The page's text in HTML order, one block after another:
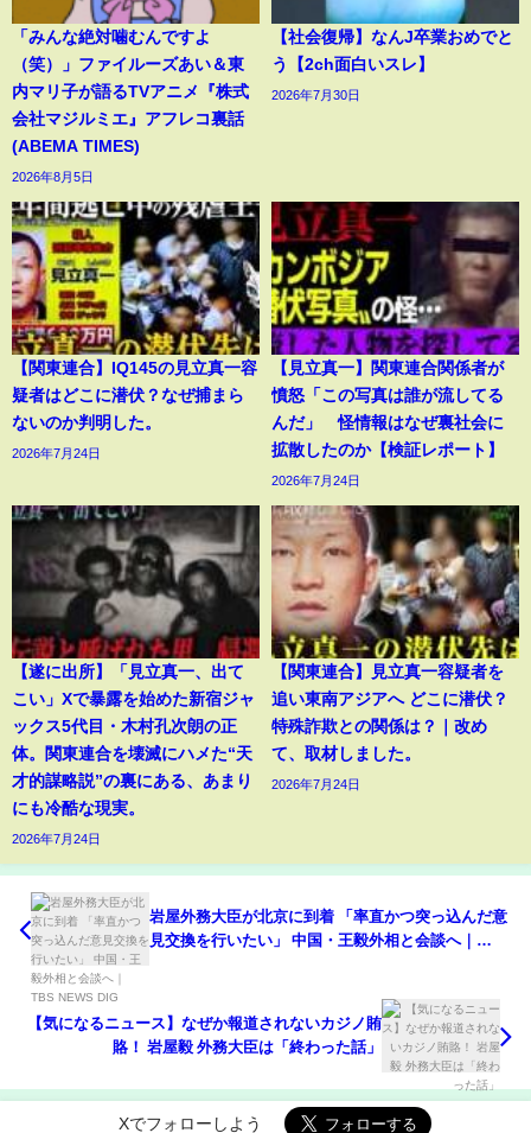
「みんな絶対噛むんですよ
（笑）」ファイルーズあい＆東
内マリ子が語るTVアニメ『株式
会社マジルミエ』アフレコ裏話
(ABEMA TIMES)
2026年8月5日
【社会復帰】なんJ卒業おめでと
う【2ch面白いスレ】
2026年7月30日
【関東連合】IQ145の見立真一容
疑者はどこに潜伏？なぜ捕まら
ないのか判明した。
2026年7月24日
【見立真一】関東連合関係者が
憤怒「この写真は誰が流してる
んだ」 怪情報はなぜ裏社会に
拡散したのか【検証レポート】
2026年7月24日
【遂に出所】「見立真一、出て
こい」Xで暴露を始めた新宿ジャ
ックス5代目・木村孔次朗の正
体。関東連合を壊滅にハメた“天
才的謀略説”の裏にある、あまり
にも冷酷な現実。
2026年7月24日
【関東連合】見立真一容疑者を
追い東南アジアへ どこに潜伏？
特殊詐欺との関係は？｜改め
て、取材しました。
2026年7月24日
岩屋外務大臣が北京に到着 「率直かつ突っ込んだ意
見交換を行いたい」 中国・王毅外相と会談へ｜
【気になるニュース】なぜか報道されないカジノ賄
賂！ 岩屋毅 外務大臣は「終わった話」
Xでフォローしよう